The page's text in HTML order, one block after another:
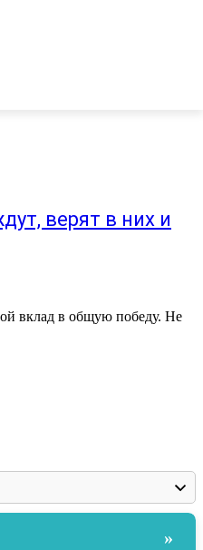
верят в них и
вклад в общую победу. Не
»